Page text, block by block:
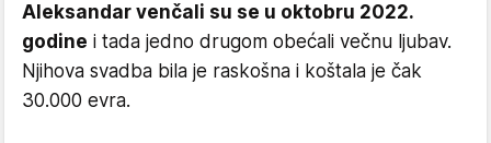
Aleksandar venčali su se u oktobru 2022.
godine i tada jedno drugom obećali večnu ljubav.
Njihova svadba bila je raskošna i koštala je čak
30.000 evra.